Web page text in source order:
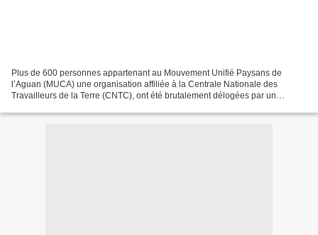
Plus de 600 personnes appartenant au Mouvement Unifié Paysans de
l’Aguan (MUCA) une organisation affiliée à la Centrale Nationale des
Travailleurs de la Terre (CNTC), ont été brutalement délogées par un